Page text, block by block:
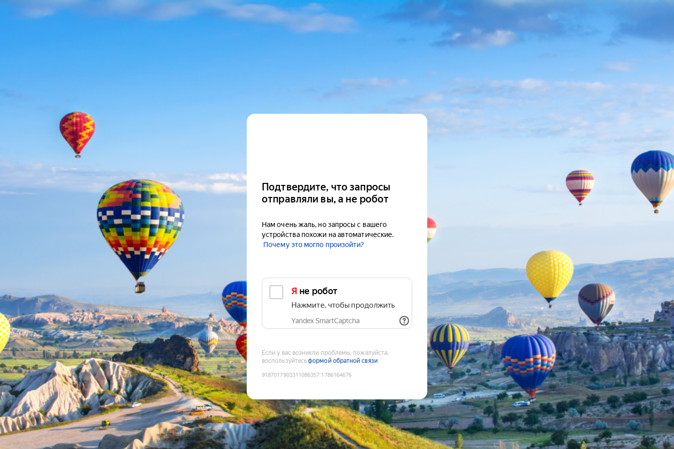
Подтвердите, что запросы
отправляли вы, а не робот
Нам очень жаль, но запросы с вашего
устройства похожи на автоматические.
Почему это могло произойти?
Я не робот
Нажмите, чтобы продолжить
Yandex SmartCaptcha
Если у вас возникли проблемы, пожалуйста,
воспользуйтесьформой обратной связи
9187017903311086357:1786164676